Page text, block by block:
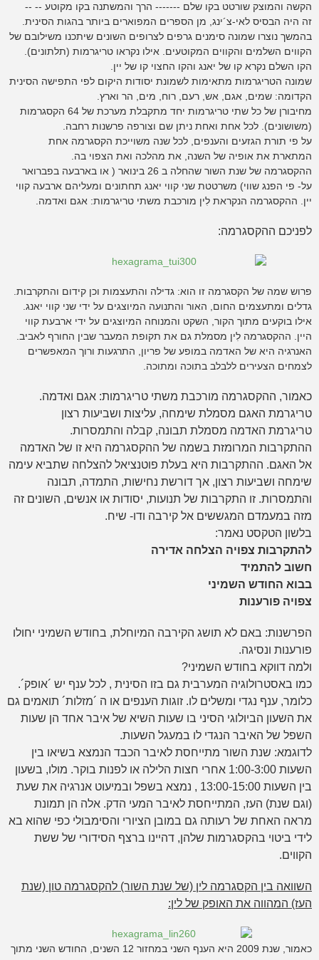
הקשה והמוצק שורטט בקו שלם ------- הרך והמשתנה בקו מקוטע -- --
זה היה הבסיס לאי-צ´ינג, מן הספרים המפוארים ביותר בהגות הסינית.
בהמשך נוצרו שמונה סימנים גרפים לצרופים השונים שיתכנו משילובם של
הקווים השלמים והקווים המקוטעים. אילו נקראו טריגרמות (תלתונים).
הקו השלם נקרא קו של יאנג והקו החצוי קו של יין.
שמונה הטריגרמות מתאימות לשמונת יסודות היקום לפי התפישה הסינית
הקדומה: שמים, אגם, אש, רעם, רוח, מים, הר וארץ.
מחיבורן של כל שתי טריגרמות יחד מתקבלת מערכת של 64 הקסגרמות
(משושונים). לכל אחת ואחת ניתן שם וצורפה פרשנות רחבה.
על פי תורת הגזעים והענפים, לכל שנה משוייכת הקסגרמה אחת
המתארת את אופיה של השנה, את מהלכה ואת הצפוי בה.
ההקסגרמה של שנת השור שהחלה ב 26 בינואר ( או בארבעה בפברואר
על- פי הפנג שווי) משרטטת שני קווי יאנג תחתונים ומעליהם ארבעה קווי
יין. ההקסגרמה הנקראת לִין מורכבת משתי טריגרמות: אגם ואדמה.
לפניכם ההקסגרמה:
פרוש שמה של הקסגרמה זו הוא: גדילה והתעצמות וכן קידום והתקרבות.
גדלים ומתעצמים החום, האור והתנועה המיוצגים על ידי שני קווי יאנג.
אילו בוקעים מתוך הקור, השקט והמנוחה המיוצגים על ידי ארבעת קווי
היין. ההקסגרמה לִין מסמלת גם את תקופת המעבר שבין החורף לאביב.
האנרגיה היא של האדמה במופע של פריון, התרגעות ורוך המאפשרים
לצמחים הצעירים ללבלב בתוכה ומתוכה.
כאמור, ההקסגרמה מורכבת משתי טריגרמות: אגם ואדמה.
טריגרמת האגם מסמלת שימחה, עליצות ושביעות רצון
טריגרמת האדמה מסמלת תבונה, קבלה והתמסרות.
ההתקרבות המרומזת בשמה של ההקסגרמה היא זו של האדמה
אל האגם. ההתקרבות היא בעלת פוטנציאל להצלחה שתביא עימה
שימחה ושביעות רצון, אך דורשת נחישות, התמדה, תבונה
והתמסרות. זו התקרבות של תנועות, יסודות או אנשים, השונים זה
מזה במעמדם המגששים אל קירבה ודו- שיח.
בלשון הטקסט נאמר:
להתקרבות צפויה הצלחה אדירה
חשוב להתמיד
בבוא החודש השמיני
צפויה פורענות
הפרשנות: באם לא תושג הקירבה המיוחלת, בחודש השמיני יחולו
פורענות ונסיגה.
ולמה דווקא בחודש השמיני?
כמו באסטרולוגיה המערבית גם בזו הסינית , לכל ענף יש ´אופק´.
כלומר, ענף נגדי ומשלים לו. זוגות הענפים או ה ´מזלות´ תואמים גם
את השעון הביולוגי הסיני בו שעות השיא של איבר אחד הן שעות
השפל של האיבר הנגדי לו במעגל השעות.
לדוגמא: שנת השור מתייחסת לאיבר הכבד הנמצא בשיאו בין
השעות 1:00-3:00 אחרי חצות הלילה או לפנות בוקר. מולו, בשעון
בין השעות 13:00-15:00 , נמצא בשפל ובמיעוט אנרגיה את שעת
(וגם שנת) העז, המתייחסת לאיבר המעי הדק. אלה הן תמונת
מראה האחת של רעותה גם במובן הציורי והסימבולי כפי שהוא בא
לידי ביטוי בהקסגרמות שלהן, דהיינו ברצף הסידורי של ששת
הקווים.
השוואה בין הקסגרמה לין (של שנת השור) להקסגרמה טון (שנת
העז) המהווה את האופק של לין:
כאמור, שנת 2009 היא הענף השני במחזור 12 השנים, החודש השני מתוך